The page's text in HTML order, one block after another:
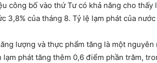
công bố vào thứ Tư có khả năng cho
3,8% của tháng 8. Tỷ lệ lạm phát của
lượng và thực phẩm tăng là một
lạm phát tăng thêm 0,6 điểm phần trăm,